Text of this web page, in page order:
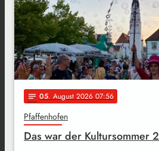
notes 05. August 2026 07:56
Pfaffenhofen
Das war der Kultursommer